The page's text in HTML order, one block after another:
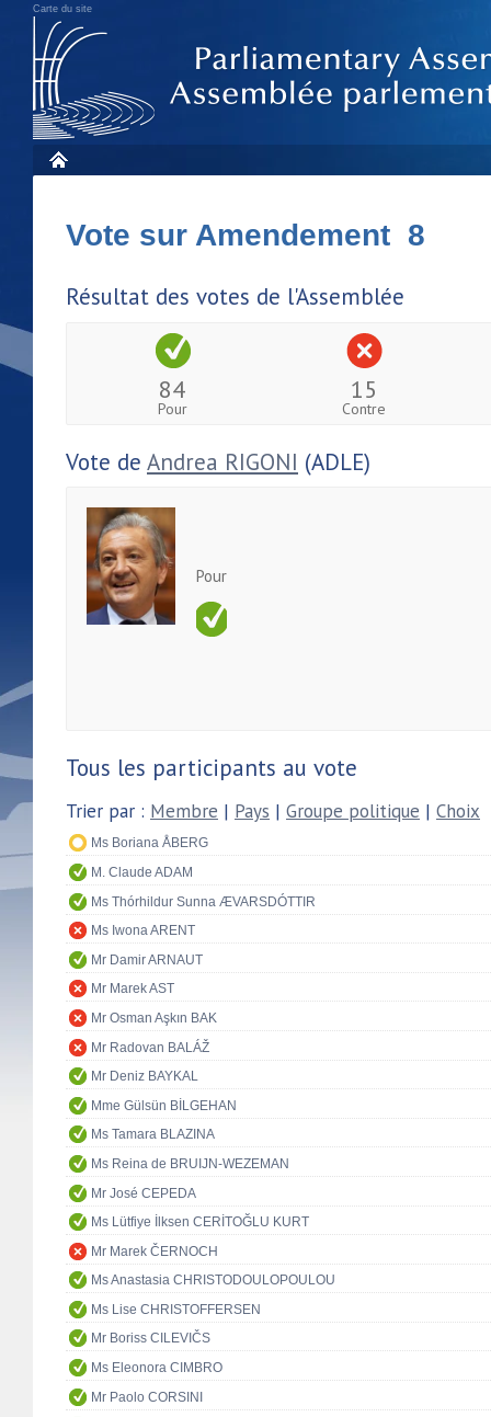
Carte du site
Vote sur Amendement 8
Résultat des votes de l'Assemblée
84
Pour
15
Contre
Vote de Andrea RIGONI (ADLE)
Pour
Tous les participants au vote
Trier par : Membre | Pays | Groupe politique | Choix
Ms Boriana ÅBERG
M. Claude ADAM
Ms Thórhildur Sunna ÆVARSDÓTTIR
Ms Iwona ARENT
Mr Damir ARNAUT
Mr Marek AST
Mr Osman Aşkın BAK
Mr Radovan BALÁŽ
Mr Deniz BAYKAL
Mme Gülsün BİLGEHAN
Ms Tamara BLAZINA
Ms Reina de BRUIJN-WEZEMAN
Mr José CEPEDA
Ms Lütfiye İlksen CERİTOĞLU KURT
Mr Marek ČERNOCH
Ms Anastasia CHRISTODOULOPOULOU
Ms Lise CHRISTOFFERSEN
Mr Boriss CILEVIČS
Ms Eleonora CIMBRO
Mr Paolo CORSINI